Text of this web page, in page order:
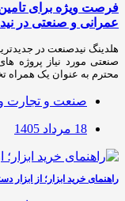
فرصت ویژه برای
عمرانی و صنعتی در
هلدینگ نیدصنعت در
صنعتی مورد نیاز پروژه
محترم به عنوان یک همراه
صنعت و تجارت
18 مرداد 1405
راهنمای خرید ابزار؛ از ابزار